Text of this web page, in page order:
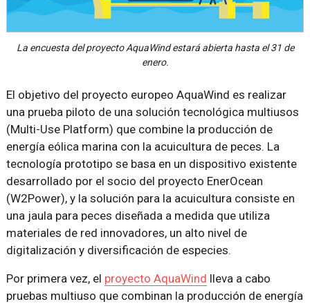
La encuesta del proyecto AquaWind estará abierta hasta el 31 de
enero.
El objetivo del proyecto europeo AquaWind es realizar
una prueba piloto de una solución tecnológica multiusos
(Multi-Use Platform) que combine la producción de
energía eólica marina con la acuicultura de peces. La
tecnología prototipo se basa en un dispositivo existente
desarrollado por el socio del proyecto EnerOcean
(W2Power), y la solución para la acuicultura consiste en
una jaula para peces diseñada a medida que utiliza
materiales de red innovadores, un alto nivel de
digitalización y diversificación de especies.
Por primera vez, el proyecto AquaWind lleva a cabo
pruebas multiuso que combinan la producción de energía